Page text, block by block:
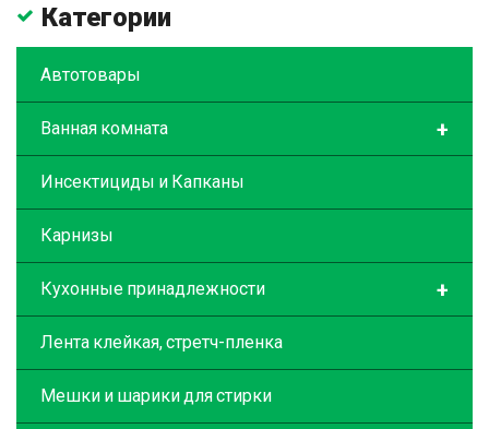
Категории
Автотовары
+
Ванная комната
Инсектициды и Капканы
Карнизы
+
Кухонные принадлежности
Лента клейкая, стретч-пленка
Мешки и шарики для стирки